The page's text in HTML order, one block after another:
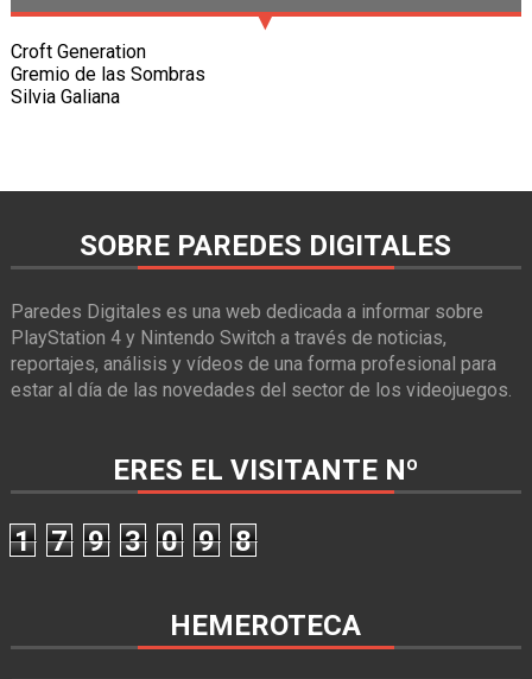
Croft Generation
Gremio de las Sombras
Silvia Galiana
SOBRE PAREDES DIGITALES
Paredes Digitales es una web dedicada a informar sobre
PlayStation 4 y Nintendo Switch a través de noticias,
reportajes, análisis y vídeos de una forma profesional para
estar al día de las novedades del sector de los videojuegos.
ERES EL VISITANTE Nº
1 7 9 3 0 9 8
HEMEROTECA